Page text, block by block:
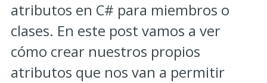
atributos en C# para miembros o
clases. En este post vamos a ver
cómo crear nuestros propios
atributos que nos van a permitir